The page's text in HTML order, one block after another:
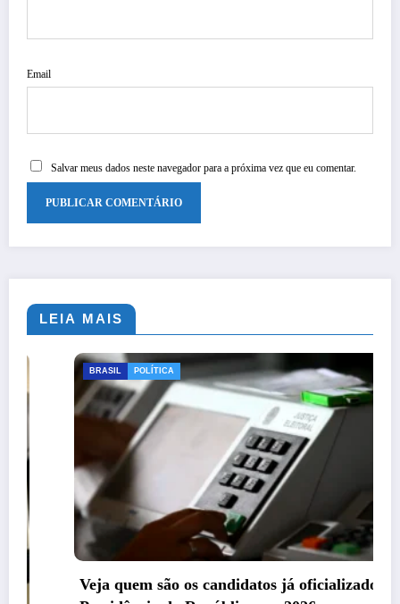
Email
Salvar meus dados neste navegador para a próxima vez que eu comentar.
LEIA MAIS
POLÍTICA
Veja quem são os candidatos já oficializados à